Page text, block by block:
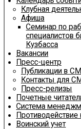
Клубная
Афиша
Семинар по
специалистов
Кузбасса
Вакансии
Пресс-центр
Публикации в
Контакты для
Пресс-релизы
Почетные
Система
Противодействие
Воинский учет